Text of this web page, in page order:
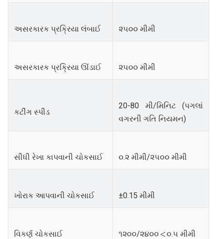
અસરકારક પ્રક્રિયા લંબાઈ ૨૫૦૦ મીમી
અસરકારક પ્રક્રિયા ઊંડાઈ ૨૫૦૦ મીમી
કટીંગ સ્પીડ
20-80 મી/મિનિટ (પગલાં
વગરની ગતિ નિયમન)
સીધી રેખા કાપવાની ચોકસાઈ ૦.૨ મીમી/૨૫૦૦ મીમી
ખોરાક આપવાની ચોકસાઈ ±0.15 મીમી
વિકર્ણ ચોકસાઈ ૧૨૦૦/૨૪૦૦＜૦.૫ મીમી